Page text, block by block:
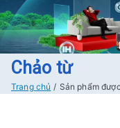
Chảo từ
Trang chủ Sản phẩm